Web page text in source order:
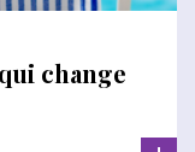
change